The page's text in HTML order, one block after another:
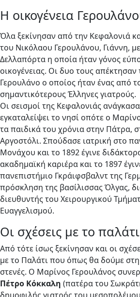
H οικογένεια
Όλα ξεκίνησαν από την Κεφαλονιά
του Νικόλαου Γερουλάνου, Γιάννη,
Δελλαπόρτα η οποία ήταν γόνος
οικογένειας. Οι δυο τους
Γερουλάνο ο οποίος ήταν ένας από
σημαντικότερους Έλληνες γιατρούς.
Οι σεισμοί της Κεφαλονιάς
εγκαταλείψει το νησί οπότε ο
τα παιδικά του χρόνια στην Πάτρα,
Αργοστόλι. Σπούδασε ιατρική στο
Μονάχου και το 1892 έγινε
ακαδημαϊκή καριέρα και το 1897
πανεπιστήμιο Γκράιφσβαλντ της
πρόσκληση της βασίλισσας Όλγας,
διευθυντής του Χειρουργικού
Ευαγγελισμού.
Οι σχέσεις με το παλάτι
Από τότε ίσως ξεκίνησαν και οι
με το Παλάτι που όπως θα δούμε
στενές. Ο Μαρίνος Γερουλάνος
Πέτρο Κόκκαλη (πατέρα του